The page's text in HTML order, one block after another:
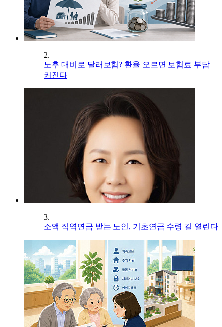
2.
노후 대비로 달러보험? 환율 오르면 보험료 부담
커진다
3.
소액 직역연금 받는 노인, 기초연금 수령 길 열린다